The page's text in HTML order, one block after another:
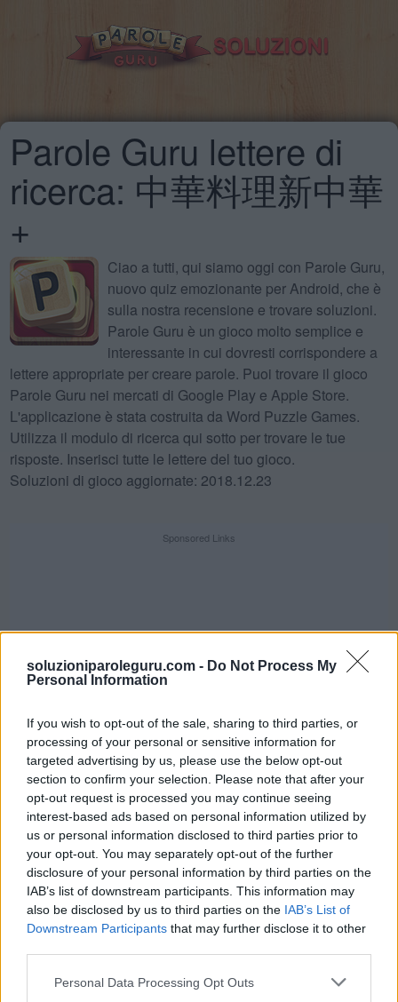
soluzioniparoleguru.com - Do Not Process My
Personal Information
If you wish to opt-out of the sale, sharing to third parties, or
processing of your personal or sensitive information for
targeted advertising by us, please use the below opt-out
section to confirm your selection. Please note that after your
opt-out request is processed you may continue seeing
interest-based ads based on personal information utilized by
us or personal information disclosed to third parties prior to
your opt-out. You may separately opt-out of the further
disclosure of your personal information by third parties on the
IAB’s list of downstream participants. This information may
also be disclosed by us to third parties on the IAB’s List of
Downstream Participants that may further disclose it to other
Personal Data Processing Opt Outs
Parole Guru lettere di
ricerca: 中華料理新中華
+
Ciao a tutti, qui siamo oggi con Parole Guru,
nuovo quiz emozionante per Android, che è
sulla nostra recensione e trovare soluzioni.
Parole Guru è un gioco molto semplice e
interessante in cui dovresti corrispondere a
lettere appropriate per creare parole. Puoi trovare il gioco
Parole Guru nei mercati di Google Play e Apple Store.
L'applicazione è stata costruita da Word Puzzle Games.
Utilizza il modulo di ricerca qui sotto per trovare le tue
risposte. Inserisci tutte le lettere del tuo gioco.
Soluzioni di gioco aggiornate: 2018.12.23
Sponsored Links
SFIDA QUOTIDIANA
Ricerca per lettere. Inserisci tutte le
lettere del puzzle:
Ricerca
per
Ricerca
Puzzle non trovato.